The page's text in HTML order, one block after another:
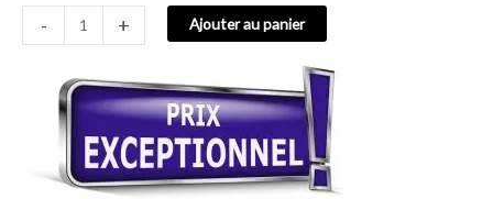
- + Ajouter au panier